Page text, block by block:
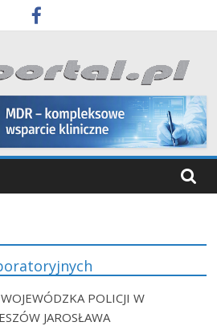
POLICJI W
JAROSŁAWA